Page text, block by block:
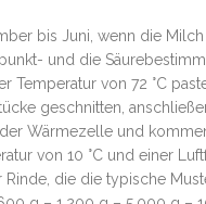
bis Juni, wenn die
und die
von 72 °C
geschnitten,
Wärmezelle und
von 10 °C und einer
die die typische